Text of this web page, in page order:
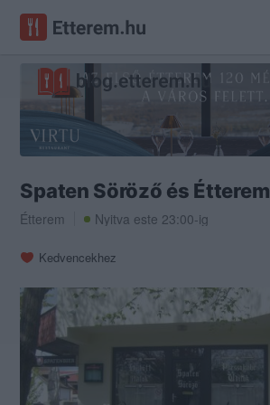
Spaten Söröző és Étterem
Étterem Nyitva este 23:00-ig
Kedvencekhez